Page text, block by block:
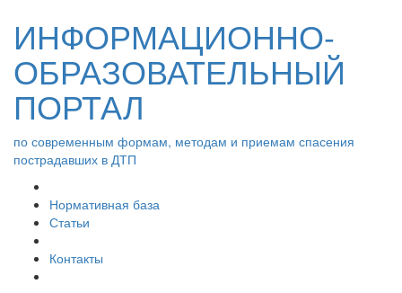
ИНФОРМАЦИОННО-
ОБРАЗОВАТЕЛЬНЫЙ
ПОРТАЛ
по современным формам, методам и приемам спасения
пострадавших в ДТП
Нормативная база
Статьи
Контакты